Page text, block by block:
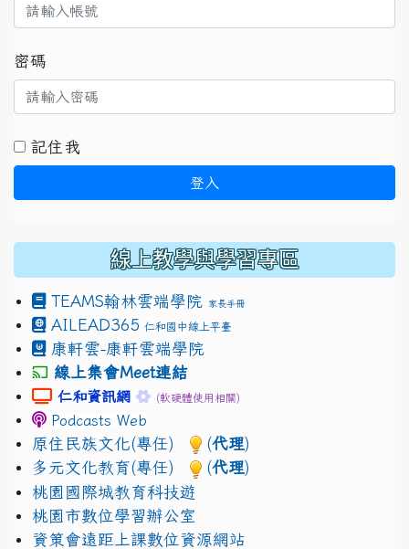
密碼
記住我
登入
線上教學與學習專區
TEAMS翰林雲端學院 家長手冊
AILEAD365 仁和國中線上平臺
康軒雲-康軒雲端學院
線上集會Meet連結
link to https://sites.google.com/
仁和資訊網 link to https://sites.google.com/
(軟硬體使用相關)
Podcasts Web
原住民族文化(專任) (代理)
多元文化教育(專任)
(代理)
桃園國際城教育科技遊
桃園市數位學習辦公室
資策會遠距上課數位資源網站